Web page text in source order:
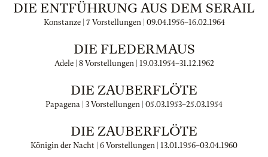
DIE ENTFÜHRUNG AUS DEM SERAIL
Konstanze | 7 Vorstellungen | 09.04.1956–16.02.1964
DIE FLEDERMAUS
Adele | 8 Vorstellungen | 19.03.1954–31.12.1962
DIE ZAUBERFLÖTE
Papagena | 3 Vorstellungen | 05.03.1953–25.03.1954
DIE ZAUBERFLÖTE
Königin der Nacht | 6 Vorstellungen | 13.01.1956–03.04.1960